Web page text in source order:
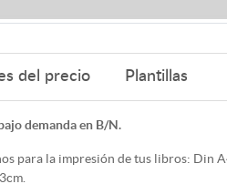
del precio Plantillas
demanda en B/N.
para la impresión de tus libros: Din